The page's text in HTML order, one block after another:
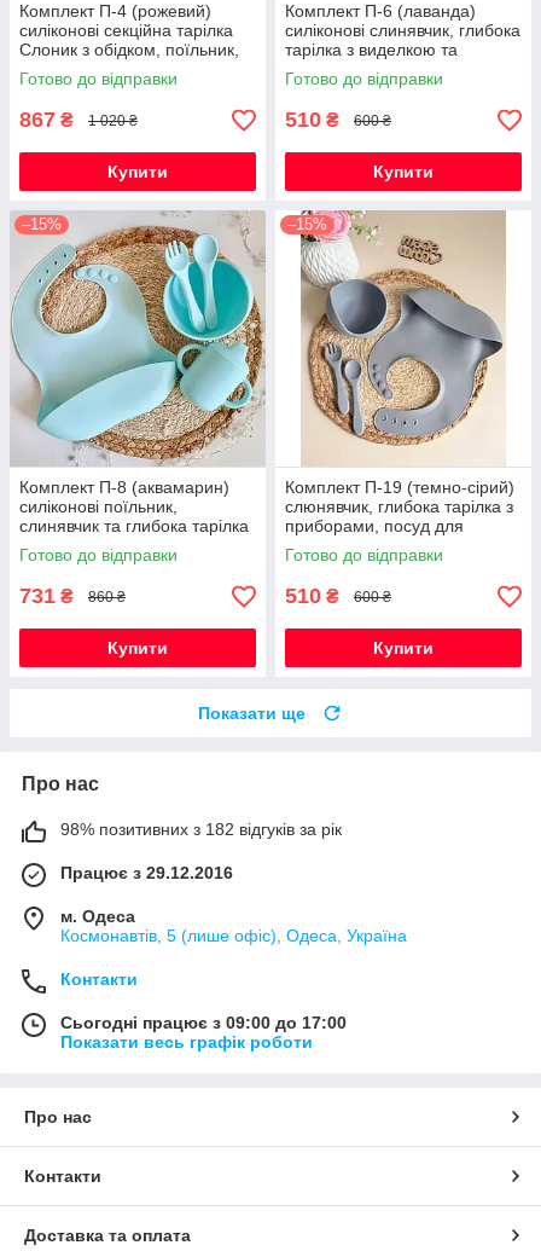
Комплект П-4 (рожевий)
силіконові секційна тарілка
Слоник з обідком, поїльник,
слюнявчик, ложка та виделка
Готово до відправки
867 ₴ 1 020 ₴
Купити
Комплект П-6 (лаванда)
силіконові слинявчик, глибока
тарілка з виделкою та
ложкою, посуд для прикорму
Готово до відправки
510 ₴ 600 ₴
Купити
–15%
Комплект П-8 (аквамарин)
силіконові поїльник,
слинявчик та глибока тарілка
з приборами, посуд для
прикорму
Готово до відправки
731 ₴ 860 ₴
Купити
–15%
Комплект П-19 (темно-сірий)
слюнявчик, глибока тарілка з
приборами, посуд для
першого прикорму
Готово до відправки
510 ₴ 600 ₴
Купити
Показати ще
Про нас
98% позитивних з 182 відгуків за рік
Працює з 29.12.2016
м. Одеса
Космонавтів, 5 (лише офіс), Одеса, Україна
Контакти
Сьогодні працює з 09:00 до 17:00
Показати весь графік роботи
Про нас
Контакти
Доставка та оплата